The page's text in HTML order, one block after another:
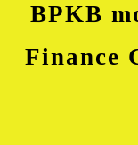
BPKB
Finance